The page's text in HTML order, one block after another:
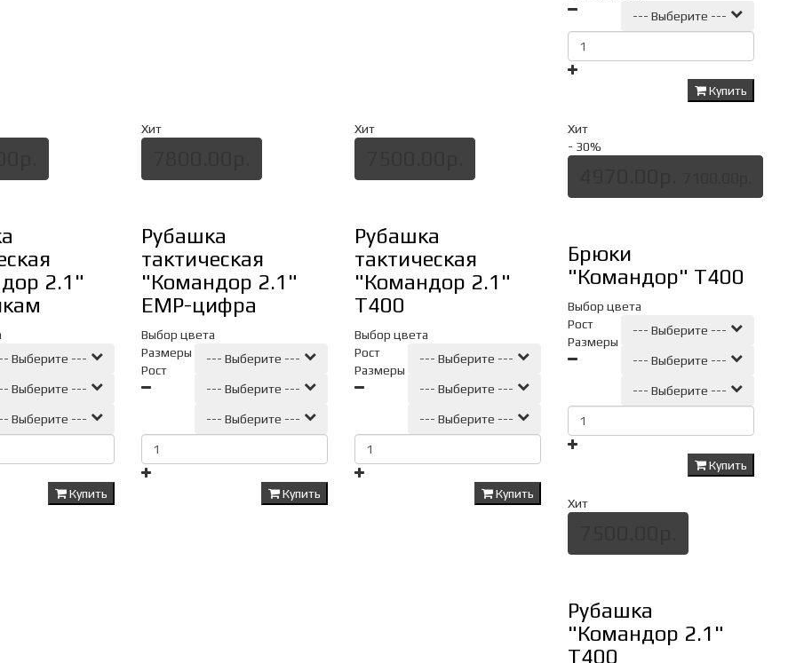
--- Выберите ---
Купить
2.1"
Выберите ---
Выберите ---
Выберите ---
Купить
Хит
Рубашка
тактическая
"Командор 2.1"
ЕМР-цифра
Выбор цвета
--- Выберите ---
Размеры
--- Выберите ---
Рост
--- Выберите ---
Купить
Хит
Рубашка
тактическая
"Командор 2.1"
Т400
Выбор цвета
--- Выберите ---
Рост
--- Выберите ---
Размеры
--- Выберите ---
Купить
Хит
- 30%
Брюки
"Командор" Т400
Выбор цвета
--- Выберите ---
Рост
--- Выберите ---
Размеры
--- Выберите ---
Купить
Хит
Рубашка
"Командор 2.1"
Т400